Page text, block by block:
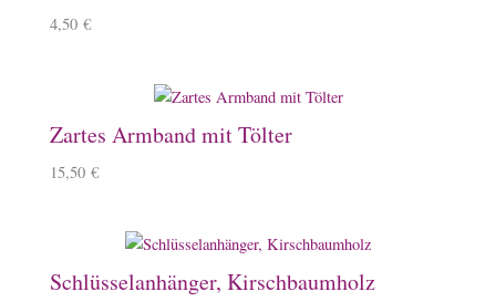
4,50 €
Zartes Armband mit Tölter
15,50 €
Schlüsselanhänger, Kirschbaumholz